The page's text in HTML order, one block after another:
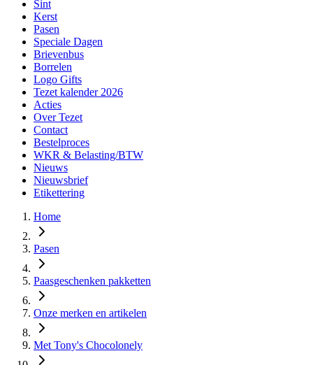
Sint
Kerst
Pasen
Speciale Dagen
Brievenbus
Borrelen
Logo Gifts
Tezet kalender 2026
Acties
Over Tezet
Contact
Bestelproces
WKR & Belasting/BTW
Nieuws
Nieuwsbrief
Etikettering
Home
Pasen
Paasgeschenken pakketten
Onze merken en artikelen
Met Tony's Chocolonely